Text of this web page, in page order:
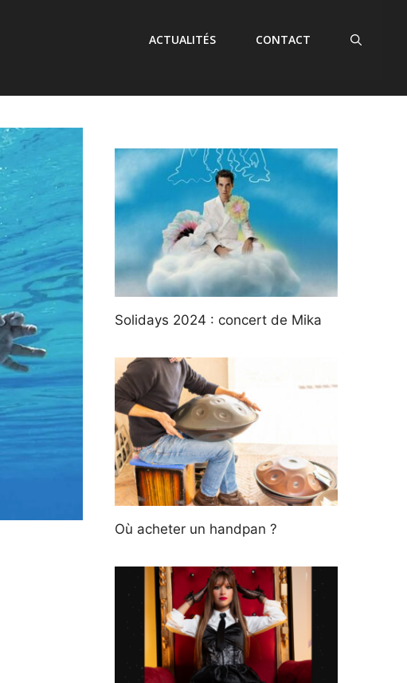
ACTUALITÉS CONTACT
Solidays 2024 : concert de Mika
Où acheter un handpan ?